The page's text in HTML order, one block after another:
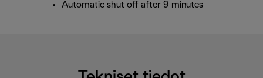
Automatic shut off after 9 minutes